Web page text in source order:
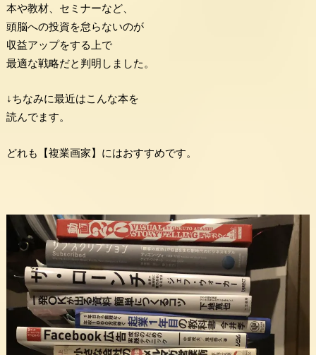
本や教材、セミナーなど、
頭脳への投資を怠らないのが
収益アップをする上で
最適な戦略だと判明しました。
↓ちなみに最近はこんな本を
読んでます。
どれも【複業画家】にはおすすめです。